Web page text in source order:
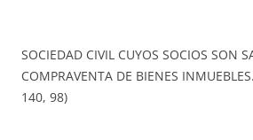
SOCIEDAD CIVIL CUYOS SOCIOS SON
COMPRAVENTA DE BIENES
140, 98)